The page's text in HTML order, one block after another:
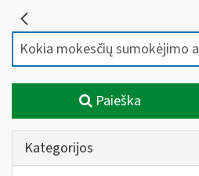
Paieška
Kategorijos